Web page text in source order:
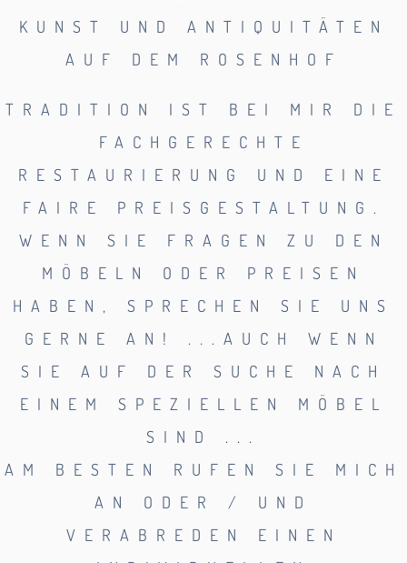
KUNST UND ANTIQUITÄTEN
AUF DEM ROSENHOF
TRADITION IST BEI MIR DIE
FACHGERECHTE
RESTAURIERUNG UND EINE
FAIRE PREISGESTALTUNG.
WENN SIE FRAGEN ZU DEN
MÖBELN ODER PREISEN
HABEN, SPRECHEN SIE UNS
GERNE AN! ...AUCH WENN
SIE AUF DER SUCHE NACH
EINEM SPEZIELLEN MÖBEL
SIND ...
AM BESTEN RUFEN SIE MICH
AN ODER / UND
VERABREDEN EINEN